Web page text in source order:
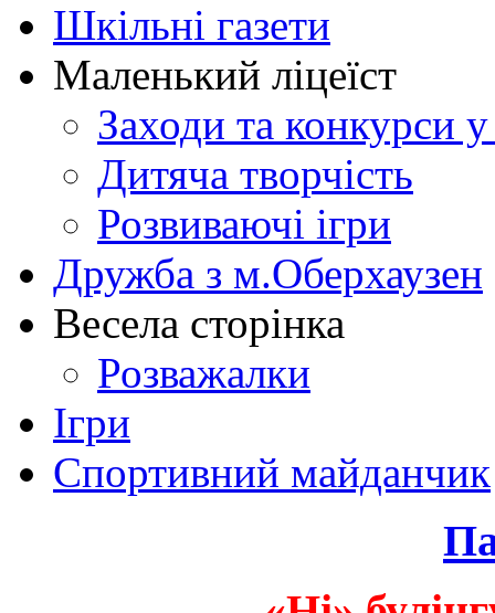
Шкільні газети
Маленький ліцеїст
Заходи та конкурси у
Дитяча творчість
Розвиваючі ігри
Дружба з м.Оберхаузен
Весела сторінка
Розважалки
Ігри
Спортивний майданчик